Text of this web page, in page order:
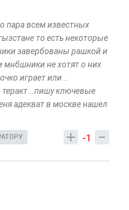
пара всем известных
то есть некоторые
завербованы рашкой и
мнбшники не хотят о них
играет или ..
теракт ..пишу ключевые
адекват в москве нашел
-1